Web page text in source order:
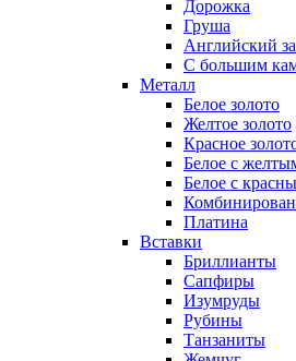
Дорожка
Груша
Английский
С большим
Металл
Белое золото
Желтое золото
Красное
Белое с
Белое с
Платина
Вставки
Бриллианты
Сапфиры
Изумруды
Рубины
Танзаниты